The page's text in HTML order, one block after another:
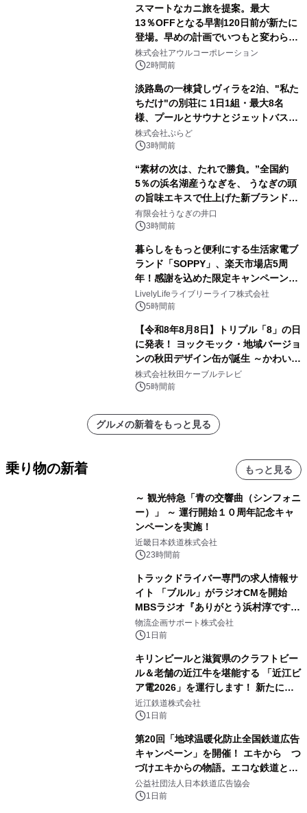
スマートなカニ旅を提案。最大
13％OFFとなる早割120日前が新たに
登場。早めの計画でいつもと変わらぬ
大人の冬旅を。ー夕日ヶ浦温泉「佳松
苑 別邸ふうか」ー
株式会社アウルコーポレーション
2時間前
淡路島の一棟貸しヴィラを2泊、"私た
ちだけ"の別荘に 1日1組・最大8名
様、プールとサウナとジェットバス付
きで Villa Mon Temps AWAJIの連泊
素泊りプラン
株式会社ぷらど
3時間前
“素材の次は、たれで勝負。”全国約
5％の浜名湖産うなぎを、 うなぎの頭
の旨味エキスで仕上げた新ブランド
「井口の誉」誕生
有限会社うなぎの井口
3時間前
暮らしをもっと便利にする生活家電ブ
ランド「SOPPY」、楽天市場店5周
年！感謝を込めた限定キャンペーンを
8月10日より開催
LivelyLifeライブリーライフ株式会社
5時間前
【令和8年8月8日】トリプル「8」の日
に発表！ ヨックモック・地域バージョ
ンの秋田デザイン缶が誕生 ～かわいい
秋田犬の子犬と秋田の四季と名所を巡
るパッケージ～ 9月1日(火)秋田県内で
株式会社秋田ケーブルテレビ
5時間前
グルメの新着をもっと見る
乗り物の新着 もっと見る
～ 観光特急「青の交響曲（シンフォニ
ー）」 ～ 運行開始１０周年記念キャ
ンペーンを実施！
近畿日本鉄道株式会社
23時間前
トラックドライバー専門の求人情報サ
イト 「ブルル」がラジオCMを開始
MBSラジオ『ありがとう浜村淳です』
にて8月1日(土)より
物流企画サポート株式会社
1日前
キリンビールと滋賀県のクラフトビー
ル＆老舗の近江牛を堪能する 「近江ビ
ア電2026」を運行します！ 新たに
「長濱浪漫ビール」が参加！キリン一
番搾り飲み放題が復活！
近江鉄道株式会社
1日前
第20回「地球温暖化防止全国鉄道広告
キャンペーン」を開催！ エキから つ
づけエキからの物語。エコな鉄道とと
もに。
公益社団法人日本鉄道広告協会
1日前